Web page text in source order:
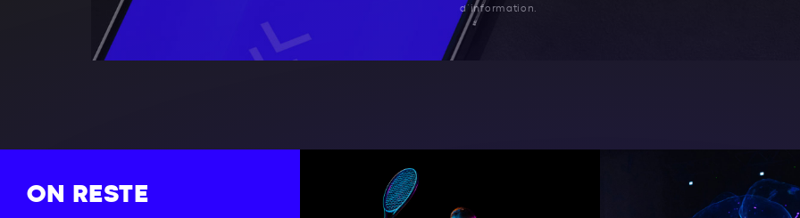
d’information.
ON RESTE